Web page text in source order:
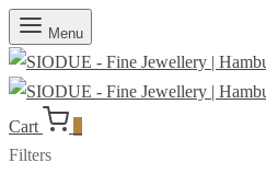
Menu
Cart
Filters